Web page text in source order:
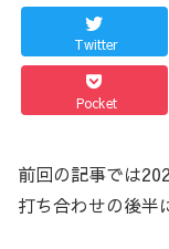
Twitter
Pocket
前回の記事では
打ち合わせの後半